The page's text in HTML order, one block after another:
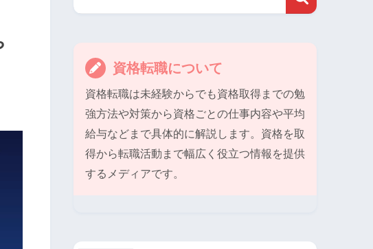
資格転職について
資格転職は未経験からでも資格取得までの勉
強方法や対策から資格ごとの仕事内容や平均
給与などまで具体的に解説します。資格を取
得から転職活動まで幅広く役立つ情報を提供
するメディアです。